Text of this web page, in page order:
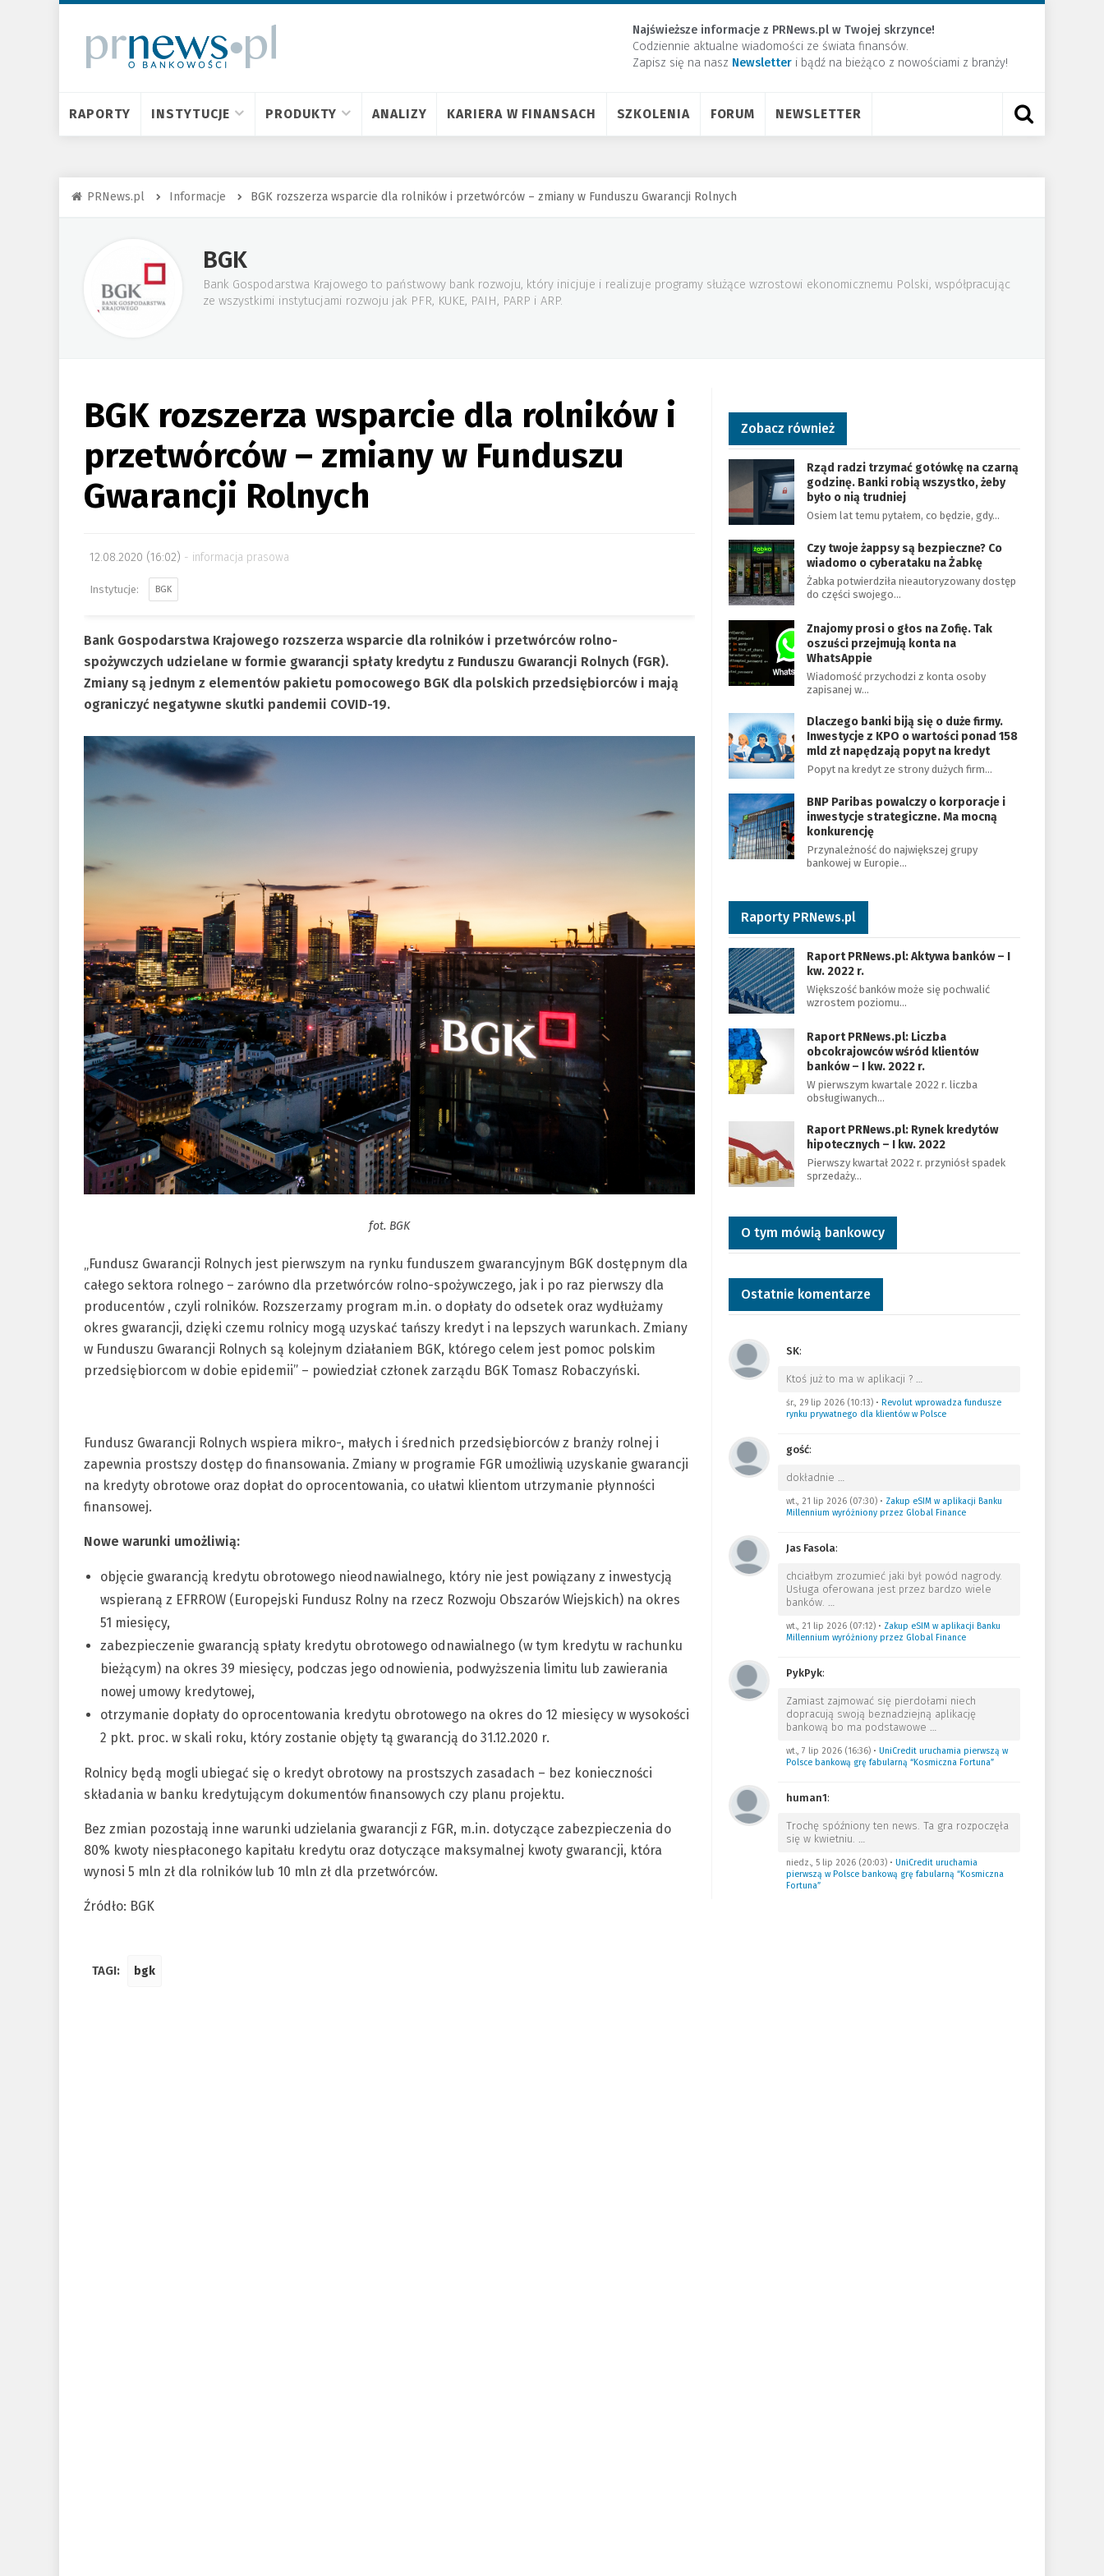
Najświeższe informacje z PRNews.pl w Twojej skrzynce!
Codziennie aktualne wiadomości ze świata finansów.
Zapisz się na nasz Newsletter ​i bądź na bieżąco z nowościami z branży!
RAPORTY INSTYTUCJE PRODUKTY ANALIZY KARIERA W FINANSACH SZKOLENIA FORUM NEWSLETTER
PRNews.pl Informacje BGK rozszerza wsparcie dla rolników i przetwórców – zmiany w Funduszu Gwarancji Rolnych
BGK
Bank Gospodarstwa Krajowego to państwowy bank rozwoju, który inicjuje i realizuje programy służące wzrostowi ekonomicznemu Polski, współpracując
ze wszystkimi instytucjami rozwoju jak PFR, KUKE, PAIH, PARP i ARP.
BGK rozszerza wsparcie dla rolników i
przetwórców – zmiany w Funduszu
Gwarancji Rolnych
12.08.2020 (16:02) informacja prasowa
BGK
Bank Gospodarstwa Krajowego rozszerza wsparcie dla rolników i przetwórców rolno-
spożywczych udzielane w formie gwarancji spłaty kredytu z Funduszu Gwarancji Rolnych (FGR).
Zmiany są jednym z elementów pakietu pomocowego BGK dla polskich przedsiębiorców i mają
ograniczyć negatywne skutki pandemii COVID-19.
fot. BGK
„Fundusz Gwarancji Rolnych jest pierwszym na rynku funduszem gwarancyjnym BGK dostępnym dla
całego sektora rolnego – zarówno dla przetwórców rolno-spożywczego, jak i po raz pierwszy dla
producentów , czyli rolników. Rozszerzamy program m.in. o dopłaty do odsetek oraz wydłużamy
okres gwarancji, dzięki czemu rolnicy mogą uzyskać tańszy kredyt i na lepszych warunkach. Zmiany
w Funduszu Gwarancji Rolnych są kolejnym działaniem BGK, którego celem jest pomoc polskim
przedsiębiorcom w dobie epidemii” – powiedział członek zarządu BGK Tomasz Robaczyński.
Fundusz Gwarancji Rolnych wspiera mikro-, małych i średnich przedsiębiorców z branży rolnej i
zapewnia prostszy dostęp do finansowania. Zmiany w programie FGR umożliwią uzyskanie gwarancji
na kredyty obrotowe oraz dopłat do oprocentowania, co ułatwi klientom utrzymanie płynności
finansowej.
Nowe warunki umożliwią:
objęcie gwarancją kredytu obrotowego nieodnawialnego, który nie jest powiązany z inwestycją
wspieraną z EFRROW (Europejski Fundusz Rolny na rzecz Rozwoju Obszarów Wiejskich) na okres
51 miesięcy,
zabezpieczenie gwarancją spłaty kredytu obrotowego odnawialnego (w tym kredytu w rachunku
bieżącym) na okres 39 miesięcy, podczas jego odnowienia, podwyższenia limitu lub zawierania
nowej umowy kredytowej,
otrzymanie dopłaty do oprocentowania kredytu obrotowego na okres do 12 miesięcy w wysokości
2 pkt. proc. w skali roku, który zostanie objęty tą gwarancją do 31.12.2020 r.
Rolnicy będą mogli ubiegać się o kredyt obrotowy na prostszych zasadach – bez konieczności
składania w banku kredytującym dokumentów finansowych czy planu projektu.
Bez zmian pozostają inne warunki udzielania gwarancji z FGR, m.in. dotyczące zabezpieczenia do
80% kwoty niespłaconego kapitału kredytu oraz dotyczące maksymalnej kwoty gwarancji, która
wynosi 5 mln zł dla rolników lub 10 mln zł dla przetwórców.
Źródło: BGK
TAGI: bgk
Zobacz również
Rząd radzi trzymać gotówkę na czarną
godzinę. Banki robią wszystko, żeby
było o nią trudniej
Osiem lat temu pytałem, co będzie, gdy…
Czy twoje żappsy są bezpieczne? Co
wiadomo o cyberataku na Żabkę
Żabka potwierdziła nieautoryzowany dostęp
do części swojego…
Znajomy prosi o głos na Zofię. Tak
oszuści przejmują konta na
WhatsAppie
Wiadomość przychodzi z konta osoby
zapisanej w…
Dlaczego banki biją się o duże firmy.
Inwestycje z KPO o wartości ponad 158
mld zł napędzają popyt na kredyt
Popyt na kredyt ze strony dużych firm…
BNP Paribas powalczy o korporacje i
inwestycje strategiczne. Ma mocną
konkurencję
Przynależność do największej grupy
bankowej w Europie…
Raporty PRNews.pl
Raport PRNews.pl: Aktywa banków – I
kw. 2022 r.
Większość banków może się pochwalić
wzrostem poziomu…
Raport PRNews.pl: Liczba
obcokrajowców wśród klientów
banków – I kw. 2022 r.
W pierwszym kwartale 2022 r. liczba
obsługiwanych…
Raport PRNews.pl: Rynek kredytów
hipotecznych – I kw. 2022
Pierwszy kwartał 2022 r. przyniósł spadek
sprzedaży…
O tym mówią bankowcy
Ostatnie komentarze
SK:
Ktoś już to ma w aplikacji ? …
śr., 29 lip 2026 (10:13)• Revolut wprowadza fundusze
rynku prywatnego dla klientów w Polsce
gość:
dokładnie …
wt., 21 lip 2026 (07:30)• Zakup eSIM w aplikacji Banku
Millennium wyróżniony przez Global Finance
Jas Fasola:
chciałbym zrozumieć jaki był powód nagrody.
Usługa oferowana jest przez bardzo wiele
banków. …
wt., 21 lip 2026 (07:12)• Zakup eSIM w aplikacji Banku
Millennium wyróżniony przez Global Finance
PykPyk:
Zamiast zajmować się pierdołami niech
dopracują swoją beznadziejną aplikację
bankową bo ma podstawowe …
wt., 7 lip 2026 (16:36)• UniCredit uruchamia pierwszą w
Polsce bankową grę fabularną “Kosmiczna Fortuna”
human1:
Trochę spóźniony ten news. Ta gra rozpoczęła
się w kwietniu. …
niedz., 5 lip 2026 (20:03)• UniCredit uruchamia
pierwszą w Polsce bankową grę fabularną “Kosmiczna
Fortuna”